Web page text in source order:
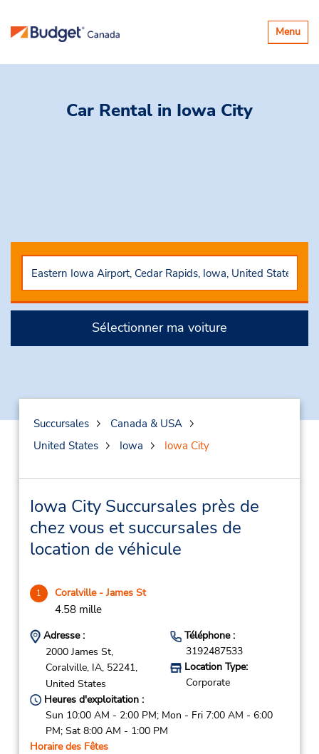
Basculer
la
Menu
Car Rental in Iowa City
Sélectionner ma voiture
Succursales
Canada & USA
United States
Iowa Iowa City
Iowa City Succursales près de
chez vous et succursales de
location de véhicule
1 Coralville - James St
4.58 mille
Adresse :
2000 James St,
Coralville, IA, 52241,
United States
Téléphone :
3192487533
Location Type:
Corporate
Heures d'exploitation :
Sun 10:00 AM - 2:00 PM; Mon - Fri 7:00 AM - 6:00
PM; Sat 8:00 AM - 1:00 PM
Horaire des Fêtes